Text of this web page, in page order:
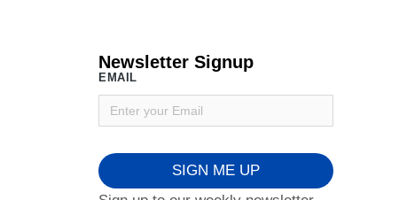
Newsletter Signup
EMAIL
SIGN ME UP